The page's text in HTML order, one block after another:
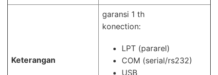
Keterangan
garansi 1 th
konection:
LPT (pararel)
COM (serial/rs232)
USB